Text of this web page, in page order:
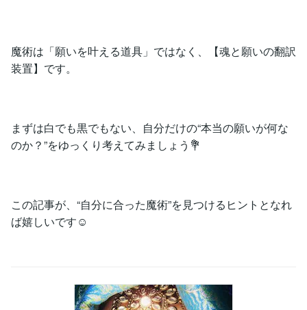
魔術は「願いを叶える道具」ではなく、【魂と願いの翻訳
装置】です。
まずは白でも黒でもない、自分だけの“本当の願いが何な
のか？”をゆっくり考えてみましょう💐
この記事が、“自分に合った魔術”を見つけるヒントとなれ
ば嬉しいです☺️